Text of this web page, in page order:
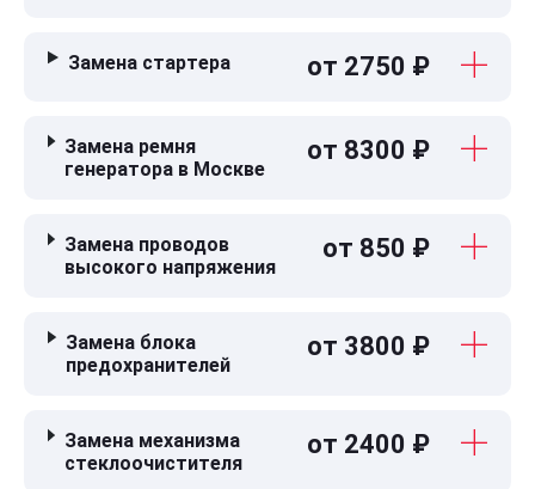
Замена стартера от 2750 ₽
Замена ремня
генератора в Москве
от 8300 ₽
Замена проводов
высокого напряжения
от 850 ₽
Замена блока
предохранителей
от 3800 ₽
Замена механизма
стеклоочистителя
от 2400 ₽